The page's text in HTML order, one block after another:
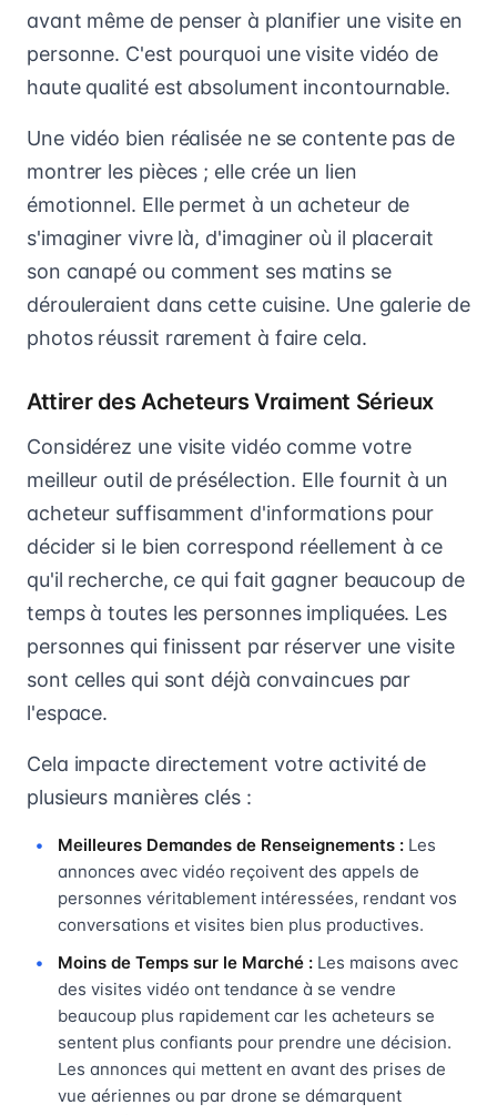
avant même de penser à planifier une visite en
personne. C'est pourquoi une visite vidéo de
haute qualité est absolument incontournable.
Une vidéo bien réalisée ne se contente pas de
montrer les pièces ; elle crée un lien
émotionnel. Elle permet à un acheteur de
s'imaginer vivre là, d'imaginer où il placerait
son canapé ou comment ses matins se
dérouleraient dans cette cuisine. Une galerie de
photos réussit rarement à faire cela.
Attirer des Acheteurs Vraiment Sérieux
Considérez une visite vidéo comme votre
meilleur outil de présélection. Elle fournit à un
acheteur suffisamment d'informations pour
décider si le bien correspond réellement à ce
qu'il recherche, ce qui fait gagner beaucoup de
temps à toutes les personnes impliquées. Les
personnes qui finissent par réserver une visite
sont celles qui sont déjà convaincues par
l'espace.
Cela impacte directement votre activité de
plusieurs manières clés :
Meilleures Demandes de Renseignements : Les
annonces avec vidéo reçoivent des appels de
personnes véritablement intéressées, rendant vos
conversations et visites bien plus productives.
Moins de Temps sur le Marché : Les maisons avec
des visites vidéo ont tendance à se vendre
beaucoup plus rapidement car les acheteurs se
sentent plus confiants pour prendre une décision.
Les annonces qui mettent en avant des prises de
vue aériennes ou par drone se démarquent